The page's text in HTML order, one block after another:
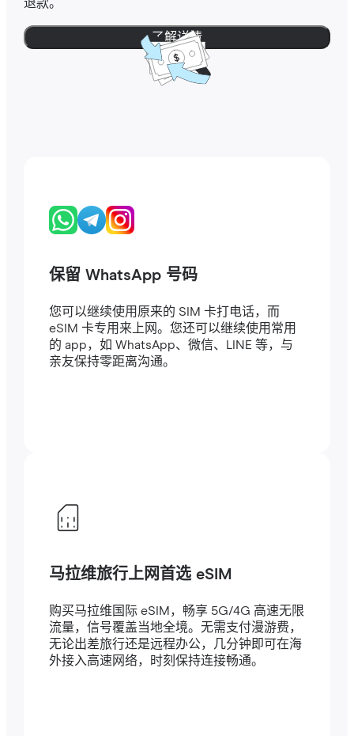
退款。
了解详情
保留 WhatsApp 号码
您可以继续使用原来的 SIM 卡打电话，而
eSIM 卡专用来上网。您还可以继续使用常用
的 app，如 WhatsApp、微信、LINE 等，与
亲友保持零距离沟通。
马拉维旅行上网首选 eSIM
购买马拉维国际 eSIM，畅享 5G/4G 高速无限
流量，信号覆盖当地全境。无需支付漫游费，
无论出差旅行还是远程办公，几分钟即可在海
外接入高速网络，时刻保持连接畅通。